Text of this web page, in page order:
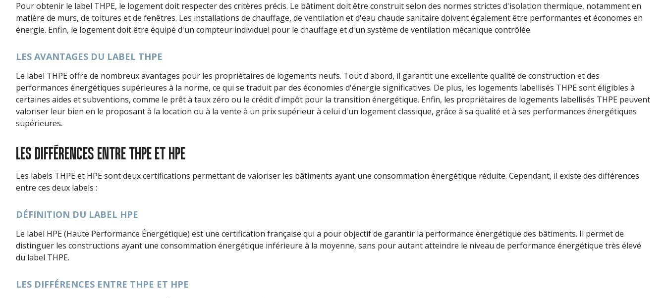
Pour obtenir le label THPE, le logement doit respecter des critères précis. Le bâtiment doit être construit selon des normes strictes d'isolation thermique, notamment en
matière de murs, de toitures et de fenêtres. Les installations de chauffage, de ventilation et d'eau chaude sanitaire doivent également être performantes et économes en
énergie. Enfin, le logement doit être équipé d'un compteur individuel pour le chauffage et d'un système de ventilation mécanique contrôlée.
LES AVANTAGES DU LABEL THPE
Le label THPE offre de nombreux avantages pour les propriétaires de logements neufs. Tout d'abord, il garantit une excellente qualité de construction et des
performances énergétiques supérieures à la norme, ce qui se traduit par des économies d'énergie significatives. De plus, les logements labellisés THPE sont éligibles à
certaines aides et subventions, comme le prêt à taux zéro ou le crédit d'impôt pour la transition énergétique. Enfin, les propriétaires de logements labellisés THPE peuvent
valoriser leur bien en le proposant à la location ou à la vente à un prix supérieur à celui d'un logement classique, grâce à sa qualité et à ses performances énergétiques
supérieures.
LES DIFFÉRENCES ENTRE THPE ET HPE
Les labels THPE et HPE sont deux certifications permettant de valoriser les bâtiments ayant une consommation énergétique réduite. Cependant, il existe des différences
entre ces deux labels :
DÉFINITION DU LABEL HPE
Le label HPE (Haute Performance Énergétique) est une certification française qui a pour objectif de garantir la performance énergétique des bâtiments. Il permet de
distinguer les constructions ayant une consommation énergétique inférieure à la moyenne, sans pour autant atteindre le niveau de performance énergétique très élevé
du label THPE.
LES DIFFÉRENCES ENTRE THPE ET HPE